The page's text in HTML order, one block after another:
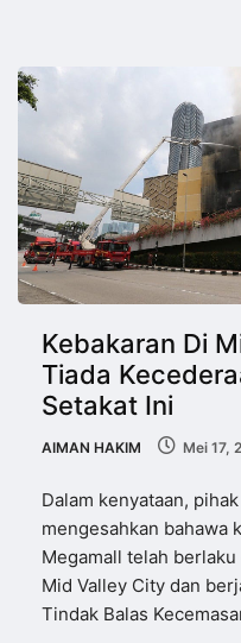
Kebakaran Di
Tiada
Setakat Ini
AIMAN HAKIM Mei 17,
Dalam kenyataan,
mengesahkan bahawa
Megamall telah
Mid Valley City dan
Tindak Balas